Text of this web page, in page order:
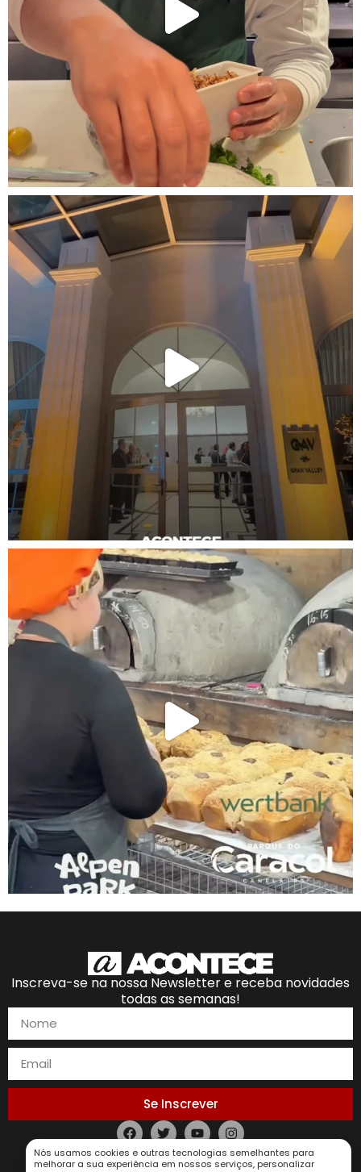
Inscreva-se na nossa Newsletter e receba novidades
todas as semanas!
Se Inscrever
Política de Privacidade
Nós usamos cookies e outras tecnologias semelhantes para
melhorar a sua experiência em nossos serviços, personalizar